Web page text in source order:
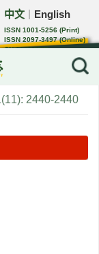
中文 English
ISSN 1001-5256 (Print)
ISSN 2097-3497 (Online)
CN 22-1108/R
2440-2440